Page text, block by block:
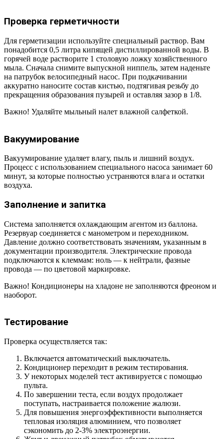
Проверка герметичности
Для герметизации используйте специальный раствор. Вам
понадобится 0,5 литра кипящей дистиллированной воды. В
горячей воде растворите 1 столовую ложку хозяйственного
мыла. Сначала снимите выпускной ниппель, затем наденьте
на патрубок велосипедный насос. При подкачивании
аккуратно наносите состав кистью, подтягивая резьбу до
прекращения образования пузырей и оставляя зазор в 1/8.
Важно! Удаляйте мыльный налет влажной салфеткой.
Вакуумирование
Вакуумирование удаляет влагу, пыль и лишний воздух.
Процесс с использованием специального насоса занимает 60
минут, за которые полностью устраняются влага и остатки
воздуха.
Заполнение и запитка
Система заполняется охлаждающим агентом из баллона.
Резервуар соединяется с манометром и переходником.
Давление должно соответствовать значениям, указанным в
документации производителя. Электрические провода
подключаются к клеммам: ноль — к нейтрали, фазные
провода — по цветовой маркировке.
Важно! Кондиционеры на хладоне не заполняются фреоном и
наоборот.
Тестирование
Проверка осуществляется так:
Включается автоматический выключатель.
Кондиционер переходит в режим тестирования.
У некоторых моделей тест активируется с помощью
пульта.
По завершении теста, если воздух продолжает
поступать, настраивается положение жалюзи.
Для повышения энергоэффективности выполняется
тепловая изоляция алюминием, что позволяет
сэкономить до 2-3% электроэнергии.